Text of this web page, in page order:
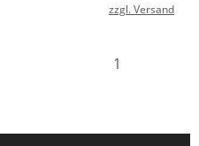
zzgl. Versand